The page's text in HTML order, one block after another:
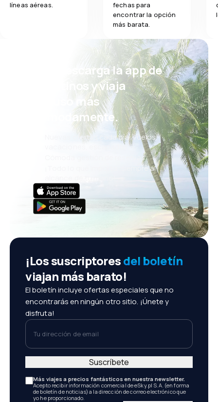
líneas aéreas.
fechas para
encontrar la opción
más barata.
¡Eh! Descarga la app de
eDestinos y viaja
incluso más
cómodamente.
Nuevas ofertas cada día: vuelos,
vacaciones, escapadas
Cómoda gestión de reservas
¡Todo lo que importa, siempre al
¡Los suscriptoresdel boletín
viajan más barato!
El boletín incluye ofertas especiales que no
encontrarás en ningún otro sitio. ¡Únete y
disfruta!
Tu dirección de email
Más viajes a precios fantásticos en nuestra newsletter.
Acepto recibir información comercial de eSky.pl S.A. (en forma
de boletín de noticias) a la dirección de correo electrónico que
yo he proporcionado.
Suscríbete